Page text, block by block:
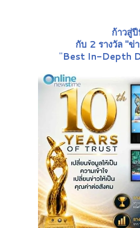
ก้าวสู่
กับ 2 รางวัล "ข่า
"Best In-Depth